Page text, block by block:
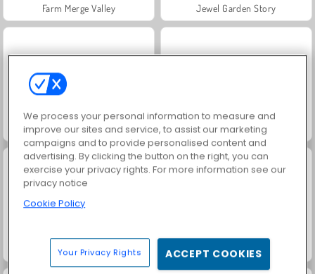
Farm Merge Valley Jewel Garden Story
Masha and the Bear: Meadows Royal Story
Scala 40 Juice Merge
We process your personal information to measure and
improve our sites and service, to assist our marketing
campaigns and to provide personalised content and
advertising. By clicking the button on the right, you can
exercise your privacy rights. For more information see our
privacy notice
Cookie Policy
Your Privacy Rights ACCEPT COOKIES